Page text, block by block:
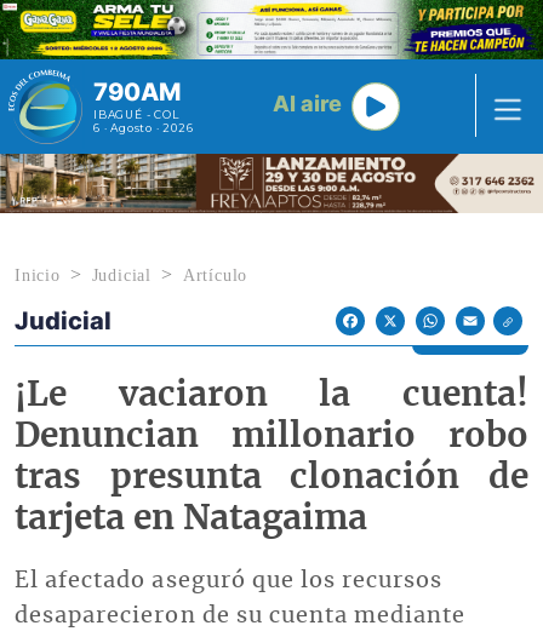
Pasar al contenido principal
790AM
IBAGUÉ - COL
6 · Agosto · 2026
Al aire
Inicio Judicial Artículo
Econoticias y Eventos
Judicial
FacebookX WhatsAppEmail
¡Le vaciaron la cuenta!
Denuncian millonario robo
tras presunta clonación de
tarjeta en Natagaima
El afectado aseguró que los recursos
desaparecieron de su cuenta mediante